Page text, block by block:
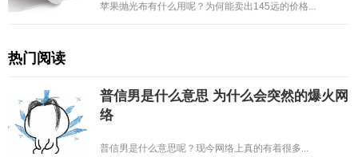
苹果抛光布有什么用呢？为何能卖出145远的价格...
热门阅读
普信男是什么意思 为什么会突然的爆火网
络
普信男是什么意思呢？现今网络上真的有着很多...